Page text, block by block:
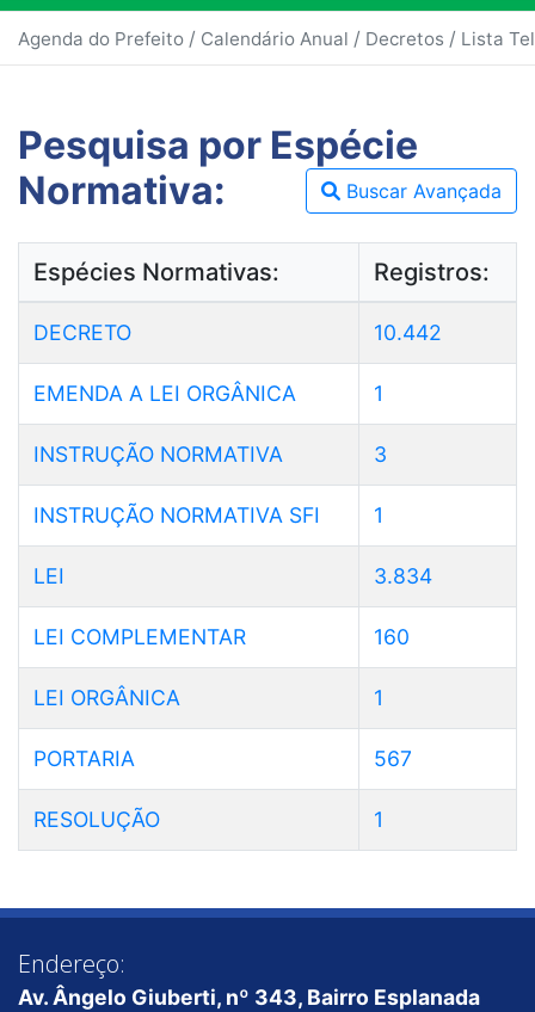
Agenda do Prefeito / Calendário Anual / Decretos / Lista
Pesquisa por Espécie
Normativa:
Buscar Avançada
Espécies Normativas: Registros:
DECRETO 10.442
EMENDA A LEI ORGÂNICA 1
INSTRUÇÃO NORMATIVA 3
INSTRUÇÃO NORMATIVA SFI 1
LEI 3.834
LEI COMPLEMENTAR 160
LEI ORGÂNICA 1
PORTARIA 567
RESOLUÇÃO 1
Endereço:
Av. Ângelo Giuberti, nº 343, Bairro Esplanada